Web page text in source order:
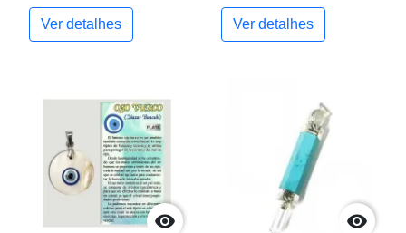
Ver detalhes Ver detalhes
 